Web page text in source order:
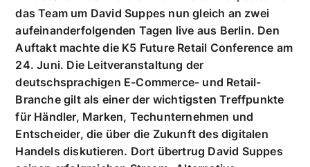
sich das Wiesbadener Handelshaus in den
vergangenen Wochen zu einem der erfolgreichsten
Anbieter auf der Plattform entwickelt hat, streamt
das Team um David Suppes nun gleich an zwei
aufeinanderfolgenden Tagen live aus Berlin. Den
Auftakt machte die K5 Future Retail Conference am
24. Juni. Die Leitveranstaltung der
deutschsprachigen E-Commerce- und Retail-
Branche gilt als einer der wichtigsten Treffpunkte